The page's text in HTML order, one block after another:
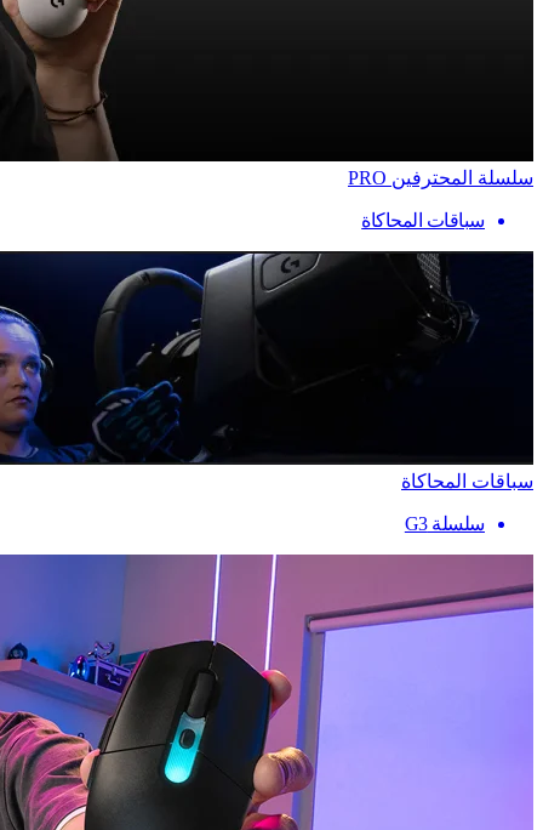
سلسلة المحترفين PRO
سباقات المحاكاة
سباقات المحاكاة
سلسلة G3